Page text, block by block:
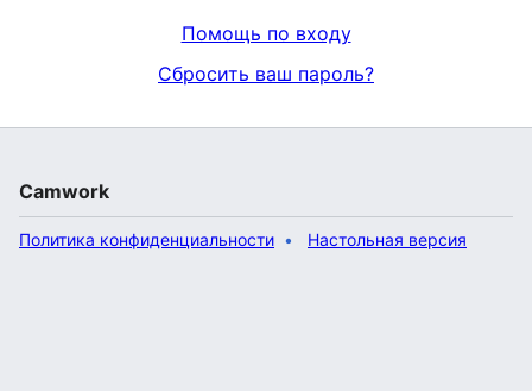
Помощь по входу
Сбросить ваш пароль?
Camwork
Политика конфиденциальности Настольная версия